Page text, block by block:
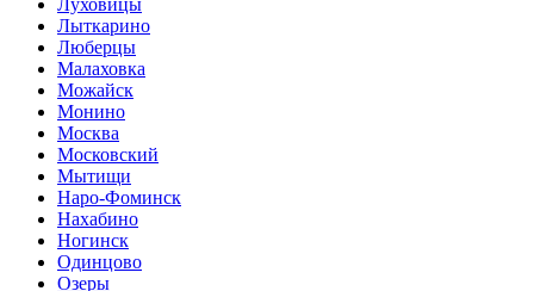
Луховицы
Лыткарино
Люберцы
Малаховка
Можайск
Монино
Москва
Московский
Мытищи
Наро-Фоминск
Нахабино
Ногинск
Одинцово
Озеры